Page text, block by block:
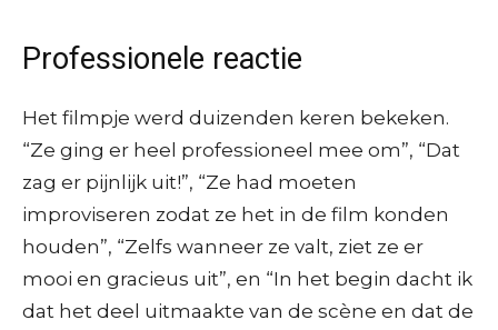
Professionele reactie
Het filmpje werd duizenden keren bekeken.
“Ze ging er heel professioneel mee om”, “Dat
zag er pijnlijk uit!”, “Ze had moeten
improviseren zodat ze het in de film konden
houden”, “Zelfs wanneer ze valt, ziet ze er
mooi en gracieus uit”, en “In het begin dacht ik
dat het deel uitmaakte van de scène en dat de